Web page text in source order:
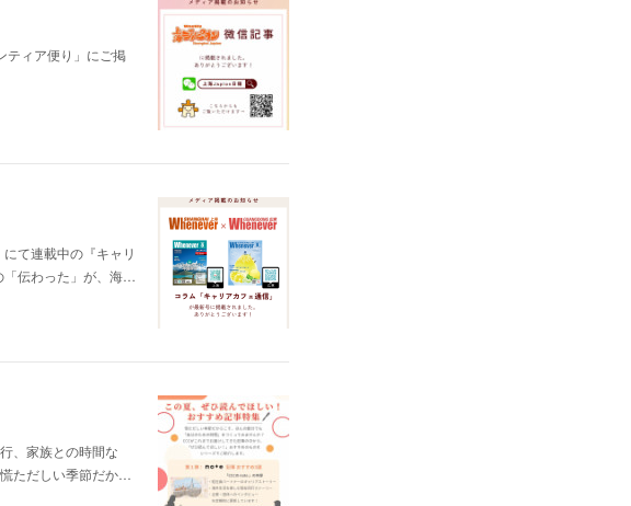
ティア便り」にご掲
て連載中の『キャリ
「伝わった」が、海…
、家族との時間な
ただしい季節だか…